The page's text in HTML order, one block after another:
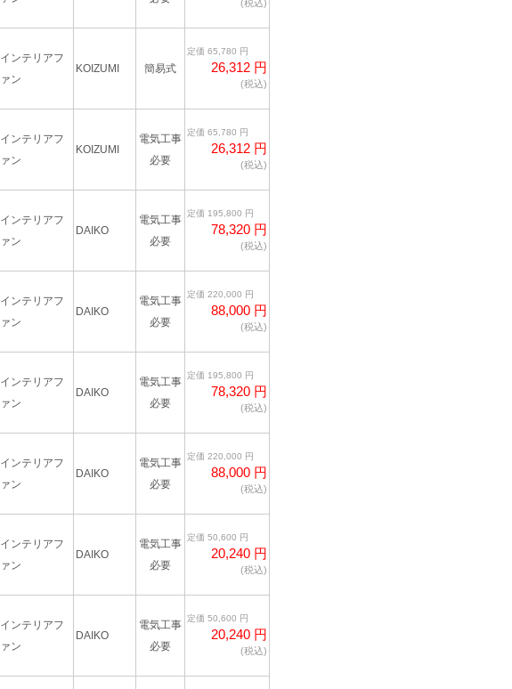
(税込)
インテリアフ
ァン
KOIZUMI 簡易式
定価 65,780 円
26,312 円
(税込)
インテリアフ
ァン
KOIZUMI
電気工事
必要
定価 65,780 円
26,312 円
(税込)
インテリアフ
ァン
DAIKO
電気工事
必要
定価 195,800 円
78,320 円
(税込)
インテリアフ
ァン
DAIKO
電気工事
必要
定価 220,000 円
88,000 円
(税込)
インテリアフ
ァン
DAIKO
電気工事
必要
定価 195,800 円
78,320 円
(税込)
インテリアフ
ァン
DAIKO
電気工事
必要
定価 220,000 円
88,000 円
(税込)
インテリアフ
ァン
DAIKO
電気工事
必要
定価 50,600 円
20,240 円
(税込)
インテリアフ
ァン
DAIKO
電気工事
必要
定価 50,600 円
20,240 円
(税込)